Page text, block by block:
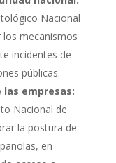
Nacional
mecanismos
incidentes de
públicas.
las empresas:
Nacional de
la postura de
en